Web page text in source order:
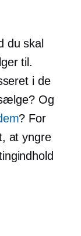
du skal
til.
i de
Og
? For
at yngre